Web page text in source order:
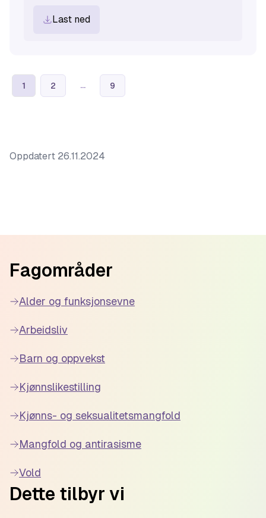
Last ned
1 2 ... 9
Oppdatert 26.11.2024
Fagområder
Alder og funksjonsevne
Arbeidsliv
Barn og oppvekst
Kjønnslikestilling
Kjønns- og seksualitetsmangfold
Mangfold og antirasisme
Vold
Dette tilbyr vi